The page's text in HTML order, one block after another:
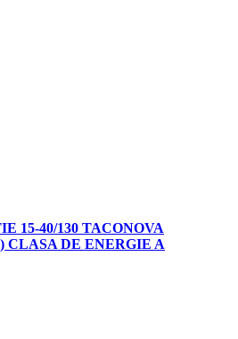
15-40/130 TACONOVA
CLASA DE ENERGIE A